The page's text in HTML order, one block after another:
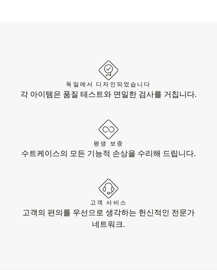
독일에서 디자인되었습니다
각 아이템은 품질 테스트와 면밀한 검사를 거칩니다.
평생 보증
수트케이스의 모든 기능적 손상을 수리해 드립니다.
고객 서비스
고객의 편의를 우선으로 생각하는 헌신적인 전문가
네트워크.